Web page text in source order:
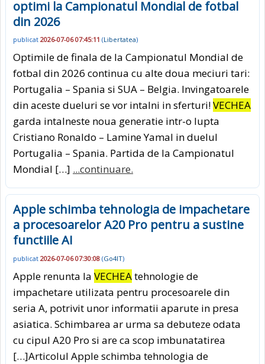
optimi la Campionatul Mondial de fotbal
din 2026
publicat 2026-07-06 07:45:11 (Libertatea)
Optimile de finala de la Campionatul Mondial de
fotbal din 2026 continua cu alte doua meciuri tari:
Portugalia – Spania si SUA – Belgia. Invingatoarele
din aceste dueluri se vor intalni in sferturi!VECHEA
garda intalneste noua generatie intr-o lupta
Cristiano Ronaldo – Lamine Yamal in duelul
Portugalia – Spania. Partida de la Campionatul
Mondial […] ...continuare.
Apple schimba tehnologia de impachetare
a procesoarelor A20 Pro pentru a sustine
functiile AI
publicat 2026-07-06 07:30:08 (Go4IT)
Apple renunta la VECHEAtehnologie de
impachetare utilizata pentru procesoarele din
seria A, potrivit unor informatii aparute in presa
asiatica. Schimbarea ar urma sa debuteze odata
cu cipul A20 Pro si are ca scop imbunatatirea
[…]Articolul Apple schimba tehnologia de